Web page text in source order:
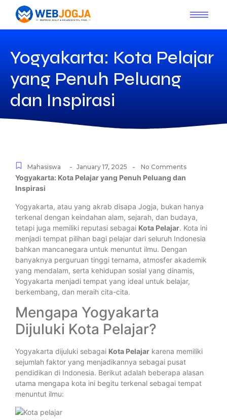
Yogyakarta: Kota Pelajar
yang Penuh Peluang
dan Inspirasi
Mahasiswa - January 17, 2025 - No Comments
Yogyakarta: Kota Pelajar yang Penuh Peluang dan
Inspirasi
Yogyakarta, atau yang akrab disapa Jogja, bukan hanya
terkenal dengan keindahan alam, sejarah, dan budaya,
tetapi juga memiliki reputasi sebagai Kota Pelajar. Kota ini
menjadi tempat pilihan bagi pelajar dari seluruh Indonesia
bahkan mancanegara untuk menuntut ilmu. Dengan
banyaknya perguruan tinggi ternama, atmosfer akademik
yang mendalam, serta kehidupan sosial yang dinamis,
Yogyakarta menjadi tempat yang ideal untuk belajar,
berkembang, dan meraih cita-cita.
Mengapa Yogyakarta
Dijuluki Kota Pelajar?
Yogyakarta dijuluki sebagai Kota Pelajar karena memiliki
sejumlah faktor yang menjadikannya sebagai pusat
pendidikan di Indonesia. Berikut adalah beberapa alasan
utama mengapa kota ini begitu terkenal sebagai tempat
menuntut ilmu: